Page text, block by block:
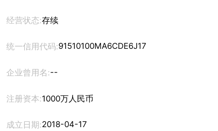
经营状态:存续
统一信用代码:91510100MA6CDE6J17
企业曾用名:--
注册资本:1000万人民币
成立日期:2018-04-17